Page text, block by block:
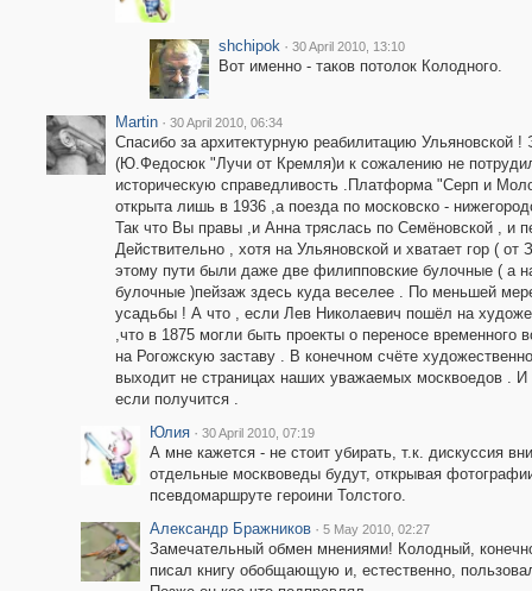
shchipok · 30 April 2010, 13:10
Вот именно - таков потолок Колодного.
Martin · 30 April 2010, 06:34
Спасибо за архитектурную реабилитацию Ульяновской
(Ю.Федосюк "Лучи от Кремля)и к сожалению не
историческую справедливость .Платформа "Серп и
открыта лишь в 1936 ,а поезда по московско -
Так что Вы правы ,и Анна тряслась по Семёновской , и
Действительно , хотя на Ульяновской и хватает гор (
этому пути были даже две филипповские булочные ( а
булочные )пейзаж здесь куда веселее . По меньшей
усадьбы ! А что , если Лев Николаевич пошёл на
,что в 1875 могли быть проекты о переносе временного
на Рогожскую заставу . В конечном счёте
выходит не страницах наших уважаемых москвоедов . И
если получится .
Юлия · 30 April 2010, 07:19
А мне кажется - не стоит убирать, т.к. дискуссия
отдельные москвоведы будут, открывая
псевдомаршруте героини Толстого.
Александр Бражников · 5 May 2010, 02:27
Замечательный обмен мнениями! Колодный,
писал книгу обобщающую и, естественно,